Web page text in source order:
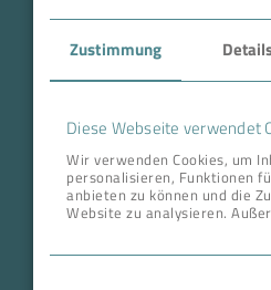
Zustimmung
Diese Webseite verwendet
Wir verwenden Cookies, um
personalisieren, Funktionen
anbieten zu können und die
Website zu analysieren.
Case Studies
Über BOKELA
Karriere
ANSCHRIFT
Tullastr. 64 | 76131 Karlsruhe